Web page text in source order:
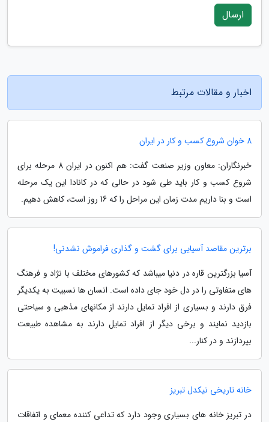
ارسال
اخبار و مقالات مرتبط
8 خوان شروع کسب و کار در ایران
خبرنگاران: معاون وزیر صنعت گفت: هم اکنون در ایران 8 مرحله برای
شروع کسب و کار باید طی شود در حالی که در کانادا این یک مرحله
است و بنا داریم مدت زمان این مراحل را که 16 روز است، کاهش دهیم.
برترین مقاصد آسیایی برای گشت و گذاری فراموش نشدنی!
آسیا بزرگترین قاره در دنیا میباشد که کشورهای مختلف با نژاد و فرهنگ
های متفاوتی را در دل خود جای داده است. انسان ها نسبیت به یکدیگر
فرق دارند و بسیاری از افراد تمایل دارند از مکانهای مذهبی و سیاحتی
بازدید نمایند و برخی دیگر از افراد تمایل دارند به مشاهده طبیعت
بپردازند و در کنار...
خانه تاریخی نیکدل تبریز
در تبریز خانه های بسیاری وجود دارد که تداعی کننده معمای و اتفاقات